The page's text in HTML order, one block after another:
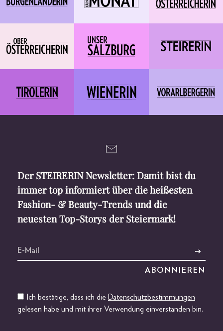
Der STEIRERIN Newsletter: Damit bist du
immer top informiert über die heißesten
Fashion- & Beauty-Trends und die
neuesten Top-Storys der Steiermark!
Ich bestätige, dass ich die Datenschutzbestimmungen
gelesen habe und mit ihrer Verwendung einverstanden bin.